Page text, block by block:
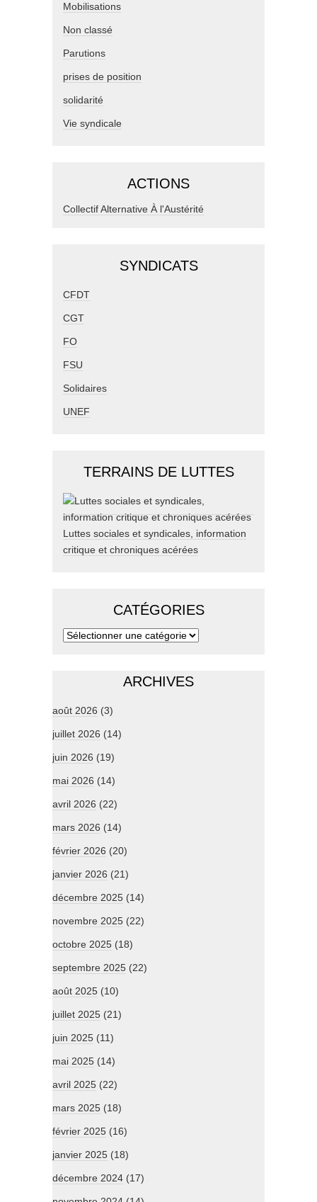
Mobilisations
Non classé
Parutions
prises de position
solidarité
Vie syndicale
ACTIONS
Collectif Alternative À l'Austérité
SYNDICATS
CFDT
CGT
FO
FSU
Solidaires
UNEF
TERRAINS DE LUTTES
Luttes sociales et syndicales, information
critique et chroniques acérées
CATÉGORIES
ARCHIVES
août 2026 (3)
juillet 2026 (14)
juin 2026 (19)
mai 2026 (14)
avril 2026 (22)
mars 2026 (14)
février 2026 (20)
janvier 2026 (21)
décembre 2025 (14)
novembre 2025 (22)
octobre 2025 (18)
septembre 2025 (22)
août 2025 (10)
juillet 2025 (21)
juin 2025 (11)
mai 2025 (14)
avril 2025 (22)
mars 2025 (18)
février 2025 (16)
janvier 2025 (18)
décembre 2024 (17)